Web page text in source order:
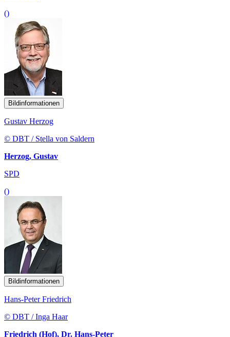
()
Bildinformationen
Gustav Herzog
© DBT / Stella von Saldern
Herzog, Gustav
SPD
()
Bildinformationen
Hans-Peter Friedrich
© DBT / Inga Haar
Friedrich (Hof), Dr. Hans-Peter